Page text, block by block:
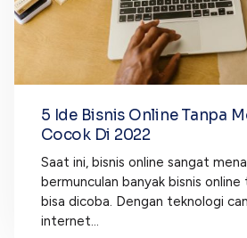
5 Ide Bisnis Online Tanpa
Cocok Di 2022
Saat ini, bisnis online sangat
bermunculan banyak bisnis
bisa dicoba. Dengan teknologi
internet...